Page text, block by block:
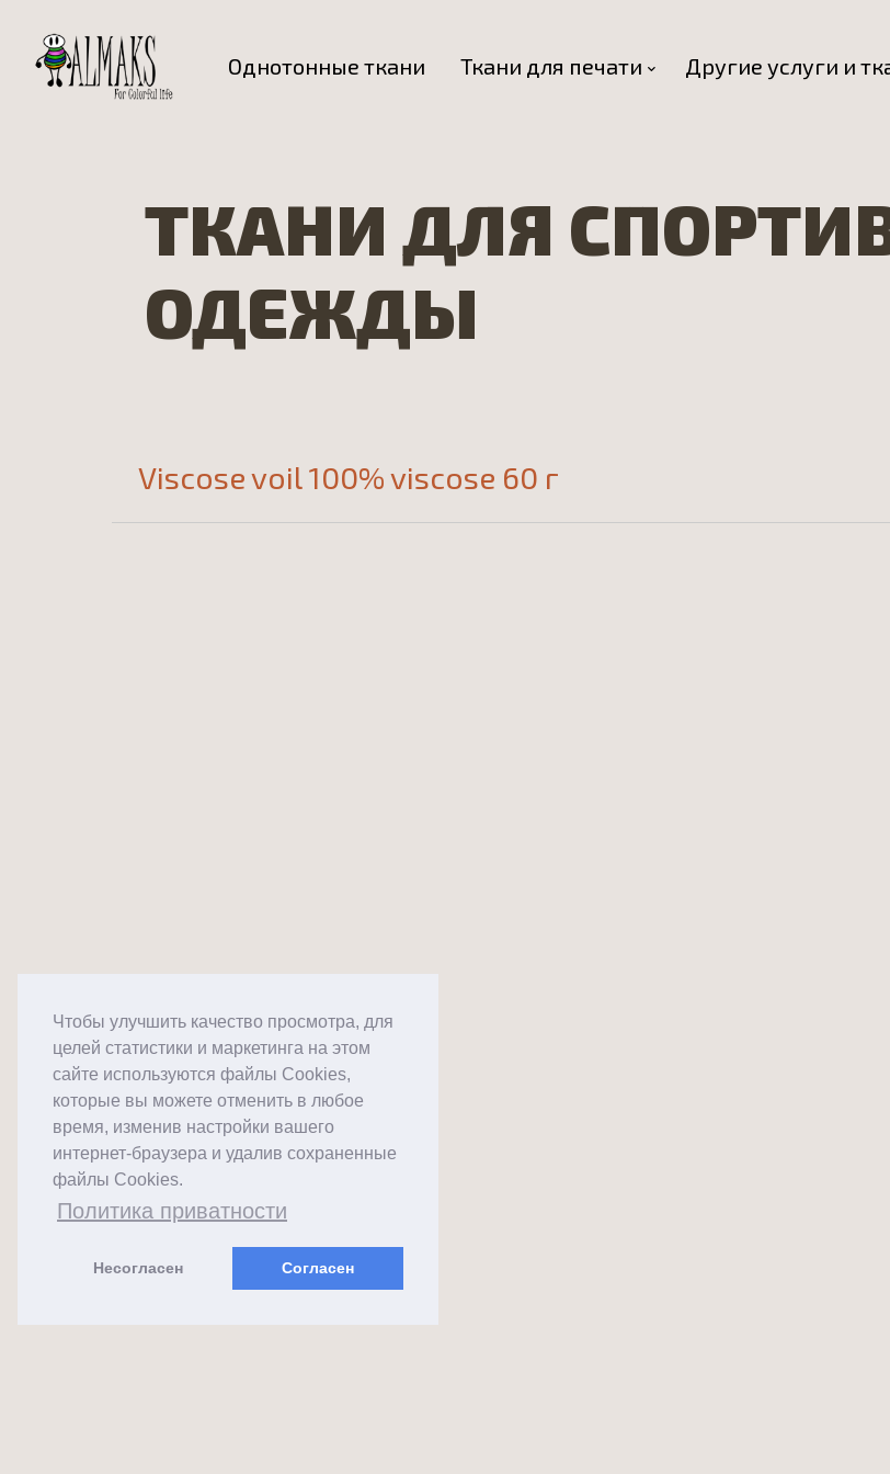
Чтобы улучшить качество просмотра, для
целей статистики и маркетинга на этом
сайте используются файлы Cookies,
которые вы можете отменить в любое
время, изменив настройки вашего
интернет-браузера и удалив сохраненные
файлы Cookies.
Политика приватности
Несогласен Согласен
Однотонные ткани Ткани для печати Другие услуги и
ТКАНИ ДЛЯ
ОДЕЖДЫ
Viscose voil 100% viscose 60 г